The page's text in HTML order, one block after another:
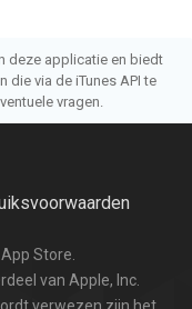
deze applicatie en biedt
die via de iTunes API te
vragen.
Store.
van Apple, Inc.